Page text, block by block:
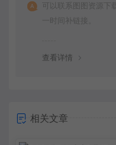
可以联系图图资源下
一时间补链接。
查看详情
相关文章